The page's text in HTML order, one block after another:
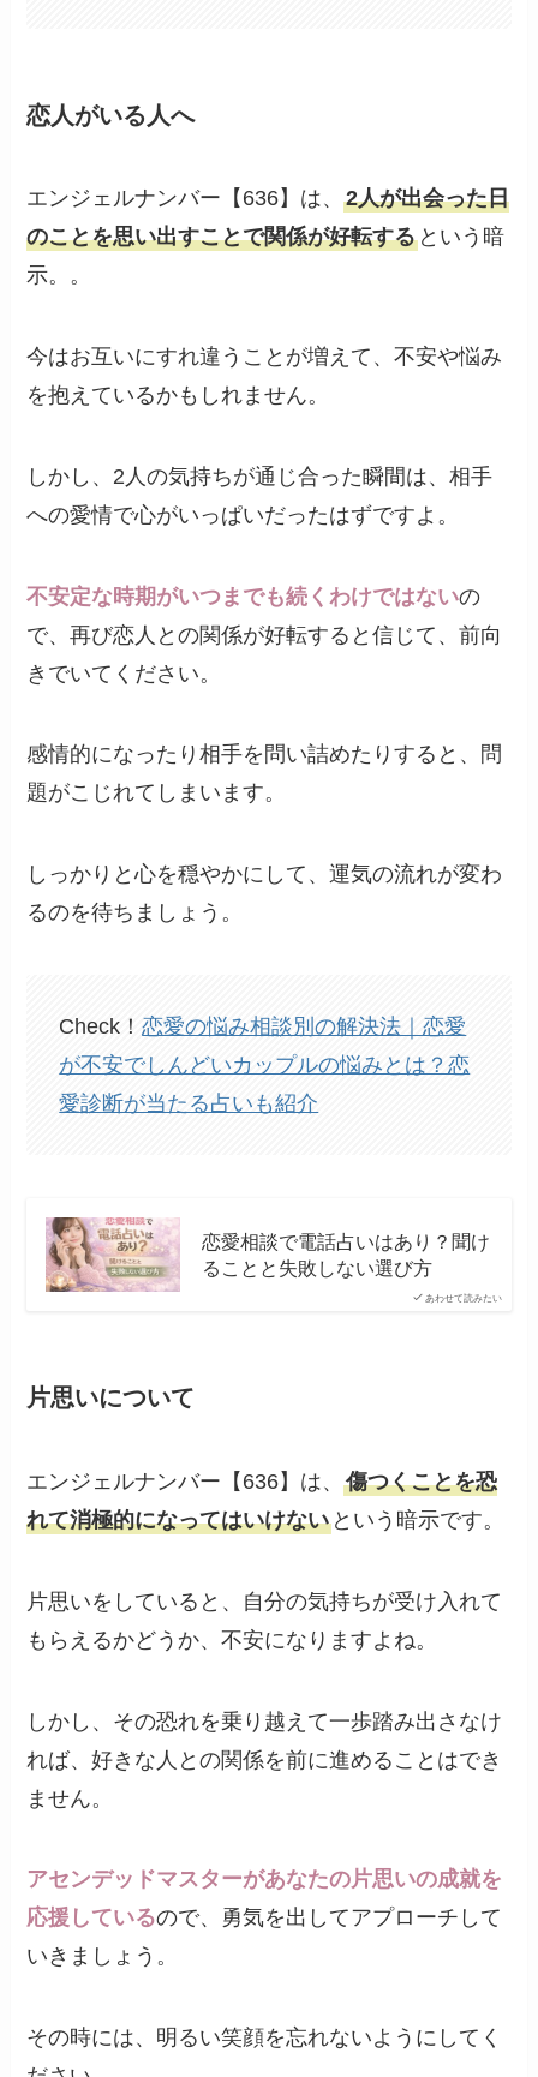
恋人がいる人へ
エンジェルナンバー【636】は、2人が出会った日
のことを思い出すことで関係が好転する という暗
示。。
今はお互いにすれ違うことが増えて、不安や悩み
を抱えているかもしれません。
しかし、2人の気持ちが通じ合った瞬間は、相手
への愛情で心がいっぱいだったはずですよ。
不安定な時期がいつまでも続くわけではないの
で、再び恋人との関係が好転すると信じて、前向
きでいてください。
感情的になったり相手を問い詰めたりすると、問
題がこじれてしまいます。
しっかりと心を穏やかにして、運気の流れが変わ
るのを待ちましょう。
Check！恋愛の悩み相談別の解決法｜恋愛
が不安でしんどいカップルの悩みとは？恋
愛診断が当たる占いも紹介
あわせて読みたい
恋愛相談で電話占いはあり？聞け
ることと失敗しない選び方
片思いについて
エンジェルナンバー【636】は、傷つくことを恐
れて消極的になってはいけない という暗示です。
片思いをしていると、自分の気持ちが受け入れて
もらえるかどうか、不安になりますよね。
しかし、その恐れを乗り越えて一歩踏み出さなけ
れば、好きな人との関係を前に進めることはでき
ません。
アセンデッドマスターがあなたの片思いの成就を
応援しているので、勇気を出してアプローチして
いきましょう。
その時には、明るい笑顔を忘れないようにしてく